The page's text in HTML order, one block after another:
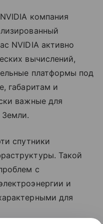
компания
NVIDIA активно
вычислений,
платформы под
габаритам и
важные для
Земли.
спутники
Такой
с
и
для